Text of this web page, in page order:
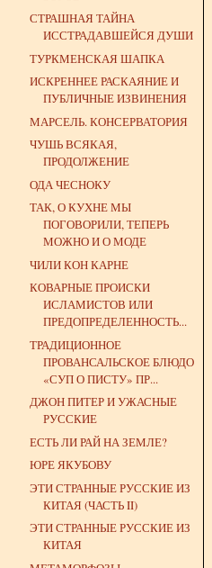
СТРАШНАЯ ТАЙНА
ИССТРАДАВШЕЙСЯ ДУШИ
ТУРКМЕНСКАЯ ШАПКА
ИСКРЕННЕЕ РАСКАЯНИЕ И
ПУБЛИЧНЫЕ ИЗВИНЕНИЯ
МАРСЕЛЬ. КОНСЕРВАТОРИЯ
ЧУШЬ ВСЯКАЯ,
ПРОДОЛЖЕНИЕ
ОДА ЧЕСНОКУ
ТАК, О КУХНЕ МЫ
ПОГОВОРИЛИ, ТЕПЕРЬ
МОЖНО И О МОДЕ
ЧИЛИ КОН КАРНЕ
КОВАРНЫЕ ПРОИСКИ
ИСЛАМИСТОВ ИЛИ
ПРЕДОПРЕДЕЛЕННОСТЬ...
ТРАДИЦИОННОЕ
ПРОВАНСАЛЬСКОЕ БЛЮДО
«СУП О ПИСТУ» ПР...
ДЖОН ПИТЕР И УЖАСНЫЕ
РУССКИЕ
ЕСТЬ ЛИ РАЙ НА ЗЕМЛЕ?
ЮРЕ ЯКУБОВУ
ЭТИ СТРАННЫЕ РУССКИЕ ИЗ
КИТАЯ (ЧАСТЬ II)
ЭТИ СТРАННЫЕ РУССКИЕ ИЗ
КИТАЯ